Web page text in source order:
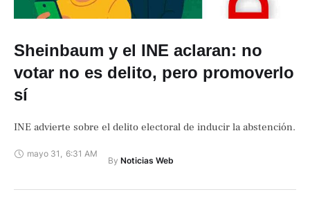
Sheinbaum y el INE aclaran: no
votar no es delito, pero promoverlo
sí
INE advierte sobre el delito electoral de inducir la abstención.
mayo 31 , 6:31 AM
By Noticias Web